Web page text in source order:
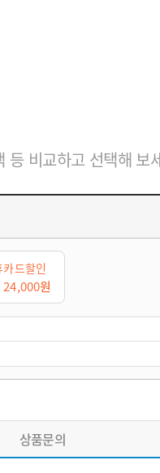
등 비교하고 선택해 보
카드할인
24,000원
상품문의